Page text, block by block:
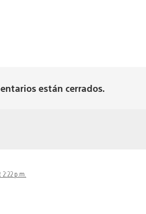
están cerrados.
p.m.